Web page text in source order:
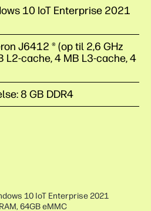
10 IoT Enterprise 2021
J6412 ® (op til 2,6 GHz
L2-cache, 4 MB L3-cache, 4
8 GB DDR4
10 IoT Enterprise 2021
64GB eMMC